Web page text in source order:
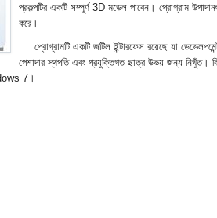
প্রকল্পটির একটি সম্পূর্ণ 3D মডেল পাবেন। প্রোগ্রাম
করে।
প্রোগ্রামটি একটি জটিল ইন্টারফেস রয়েছে যা
পেশাদার স্থপতি এবং প্রযুক্তিগত ছাত্র উভয় জন্য নিখুঁত।
7।